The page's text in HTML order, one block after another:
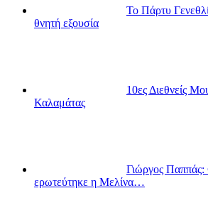
Το Πάρτυ
θνητή εξουσία
10ες Διεθνείς
Καλαμάτας
Γιώργος
ερωτεύτηκε η Μελίνα…